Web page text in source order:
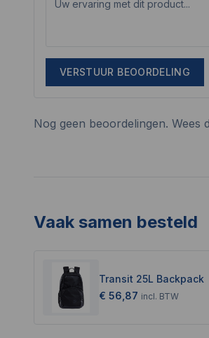
VERSTUUR BEOORDELING
Nog geen beoordelingen. Wees
Vaak samen besteld
Transit 25L Backpack
€ 56,87 incl. BTW